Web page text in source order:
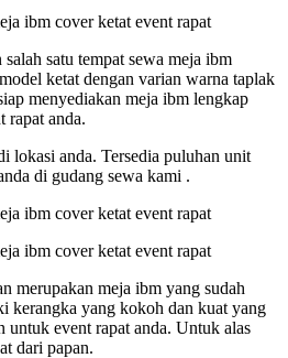
satu tempat sewa meja ibm
ketat dengan varian warna taplak
menyediakan meja ibm lengkap
rapat anda.
lokasi anda. Tersedia puluhan unit
di gudang sewa kami .
merupakan meja ibm yang sudah
kerangka yang kokoh dan kuat yang
untuk event rapat anda. Untuk alas
dari papan.